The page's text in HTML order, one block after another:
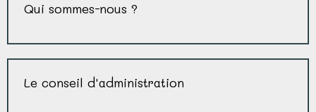
Qui sommes-nous ?
Le conseil d'administration